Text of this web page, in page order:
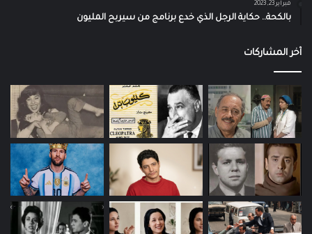
فبراير 23, 2023
بالكحة.. حكاية الرجل الذي خدع برنامج من سيربح المليون
آخر المشاركات